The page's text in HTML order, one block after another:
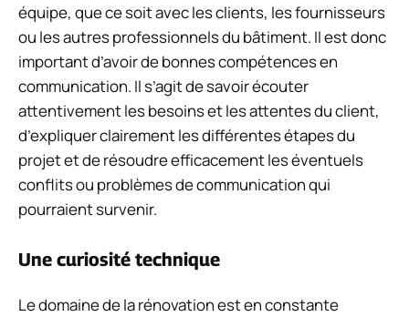
équipe, que ce soit avec les clients, les fournisseurs
ou les autres professionnels du bâtiment. Il est donc
important d’avoir de bonnes compétences en
communication. Il s’agit de savoir écouter
attentivement les besoins et les attentes du client,
d’expliquer clairement les différentes étapes du
projet et de résoudre efficacement les éventuels
conflits ou problèmes de communication qui
pourraient survenir.
Une curiosité technique
Le domaine de la rénovation est en constante